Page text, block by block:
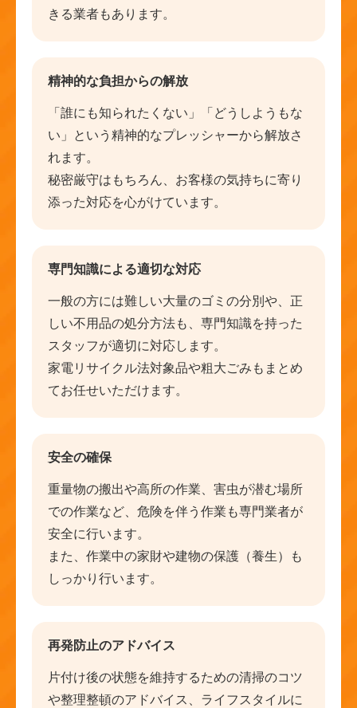
きる業者もあります。
精神的な負担からの解放
「誰にも知られたくない」「どうしようもな
い」という精神的なプレッシャーから解放さ
れます。
秘密厳守はもちろん、お客様の気持ちに寄り
添った対応を心がけています。
専門知識による適切な対応
一般の方には難しい大量のゴミの分別や、正
しい不用品の処分方法も、専門知識を持った
スタッフが適切に対応します。
家電リサイクル法対象品や粗大ごみもまとめ
てお任せいただけます。
安全の確保
重量物の搬出や高所の作業、害虫が潜む場所
での作業など、危険を伴う作業も専門業者が
安全に行います。
また、作業中の家財や建物の保護（養生）も
しっかり行います。
再発防止のアドバイス
片付け後の状態を維持するための清掃のコツ
や整理整頓のアドバイス、ライフスタイルに